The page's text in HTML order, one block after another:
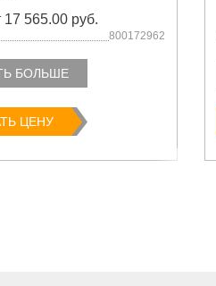
17 565.00 руб.
800172962
БОЛЬШЕ
ЦЕНУ